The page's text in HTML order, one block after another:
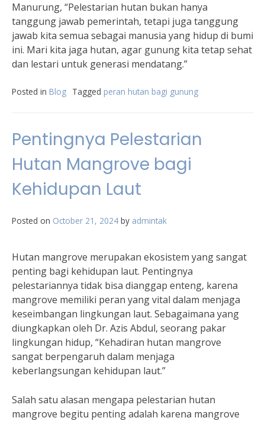
Manurung, “Pelestarian hutan bukan hanya
tanggung jawab pemerintah, tetapi juga tanggung
jawab kita semua sebagai manusia yang hidup di bumi
ini. Mari kita jaga hutan, agar gunung kita tetap sehat
dan lestari untuk generasi mendatang.”
Posted in Blog Tagged peran hutan bagi gunung
Pentingnya Pelestarian
Hutan Mangrove bagi
Kehidupan Laut
Posted on October 21, 2024 by admintak
Hutan mangrove merupakan ekosistem yang sangat
penting bagi kehidupan laut. Pentingnya
pelestariannya tidak bisa dianggap enteng, karena
mangrove memiliki peran yang vital dalam menjaga
keseimbangan lingkungan laut. Sebagaimana yang
diungkapkan oleh Dr. Azis Abdul, seorang pakar
lingkungan hidup, “Kehadiran hutan mangrove
sangat berpengaruh dalam menjaga
keberlangsungan kehidupan laut.”
Salah satu alasan mengapa pelestarian hutan
mangrove begitu penting adalah karena mangrove